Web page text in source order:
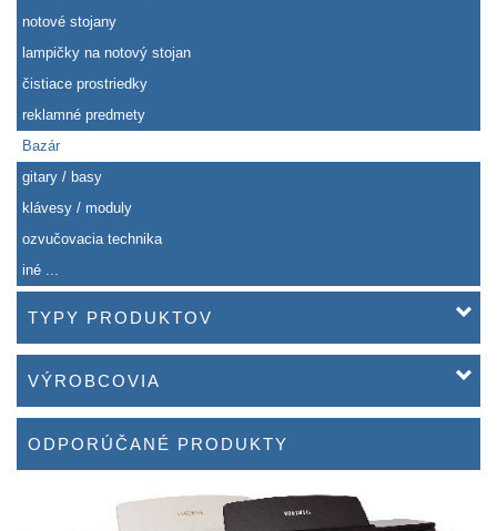
notové stojany
lampičky na notový stojan
čistiace prostriedky
reklamné predmety
Bazár
gitary / basy
klávesy / moduly
ozvučovacia technika
iné ...
TYPY PRODUKTOV
VÝROBCOVIA
ODPORÚČANÉ PRODUKTY